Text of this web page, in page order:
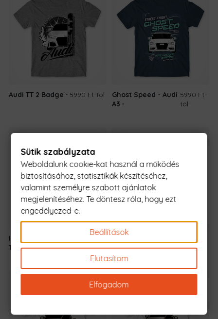
Audi TT 2 Badge 5990 Ft-tól
Ghost Speed - Audi
A3
5990 Ft-
tól
It's not a car - Audi
TT RS
tól
A5
tól
Sütik szabályzata
Weboldalunk cookie-kat használ a működés
biztosításához, statisztikák készítéséhez,
valamint személyre szabott ajánlatok
megjelenítéséhez. Te döntesz róla, hogy ezt
engedélyezed-e.
Beállítások
Elutasítom
Elfogadom